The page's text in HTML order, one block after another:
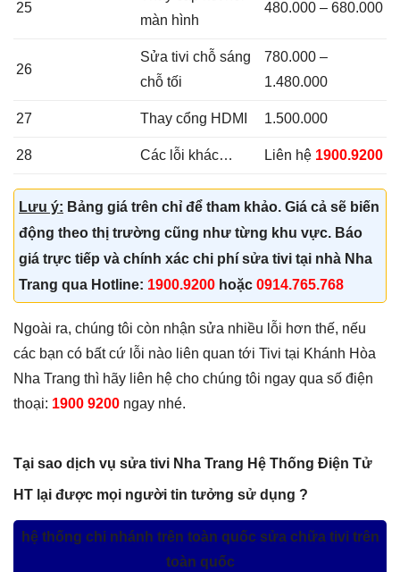
25
màn hình
480.000 – 680.000
26
Sửa tivi chỗ sáng
chỗ tối
780.000 –
1.480.000
27 Thay cổng HDMI 1.500.000
28 Các lỗi khác… Liên hệ 1900.9200
Lưu ý: Bảng giá trên chỉ để tham khảo. Giá cả sẽ biến
động theo thị trường cũng như từng khu vực. Báo
giá trực tiếp và chính xác chi phí sửa tivi tại nhà Nha
Trang qua Hotline: 1900.9200 hoặc 0914.765.768
Ngoài ra, chúng tôi còn nhận sửa nhiều lỗi hơn thế, nếu
các bạn có bất cứ lỗi nào liên quan tới Tivi tại Khánh Hòa
Nha Trang thì hãy liên hệ cho chúng tôi ngay qua số điện
thoại: 1900 9200 ngay nhé.
Tại sao dịch vụ sửa tivi Nha Trang Hệ Thống Điện Tử
HT lại được mọi người tin tưởng sử dụng ?
hệ thống chi nhánh trên toàn quốc sửa chữa tivi trên
toàn quốc